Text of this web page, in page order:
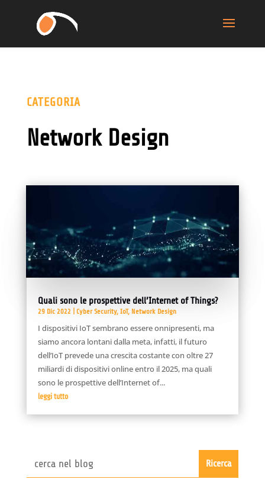
CATEGORIA
Network Design
Quali sono le prospettive dell’Internet of Things?
29 Dic 2022 Cyber Security, IoT, Network Design
I dispositivi IoT sembrano essere onnipresenti, ma
siamo ancora lontani dalla meta, infatti, il futuro
dell’IoT prevede una crescita costante con oltre 27
miliardi di dispositivi online entro il 2025, ma quali
sono le prospettive dell’Internet of...
leggi tutto